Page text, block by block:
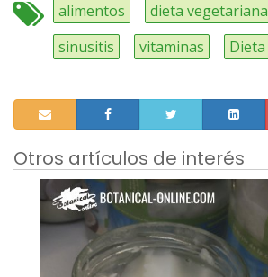
alimentos dieta vegetariana
sinusitis
vitaminas Dieta
Otros artículos de interés